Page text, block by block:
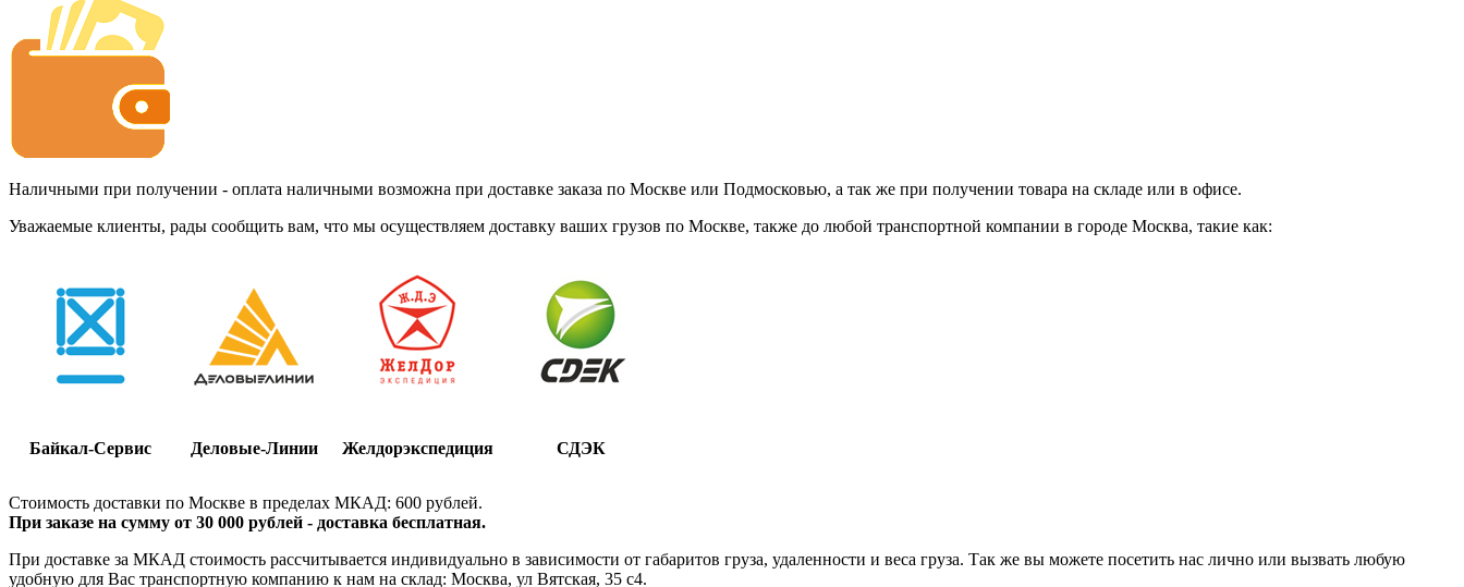
Наличными при получении - оплата наличными возможна при доставке заказа по Москве или Подмосковью, а так же при получении товара на складе или в офисе.
Уважаемые клиенты, рады сообщить вам, что мы осуществляем доставку ваших грузов по Москве, также до любой транспортной компании в городе Москва, такие как:
Байкал-Сервис Деловые-Линии Желдорэкспедиция СДЭК
Стоимость доставки по Москве в пределах МКАД: 600 рублей.
При заказе на сумму от 30 000 рублей - доставка бесплатная.
При доставке за МКАД стоимость рассчитывается индивидуально в зависимости от габаритов груза, удаленности и веса груза. Так же вы можете посетить нас лично или вызвать любую
удобную для Вас транспортную компанию к нам на склад: Москва, ул Вятская, 35 c4.